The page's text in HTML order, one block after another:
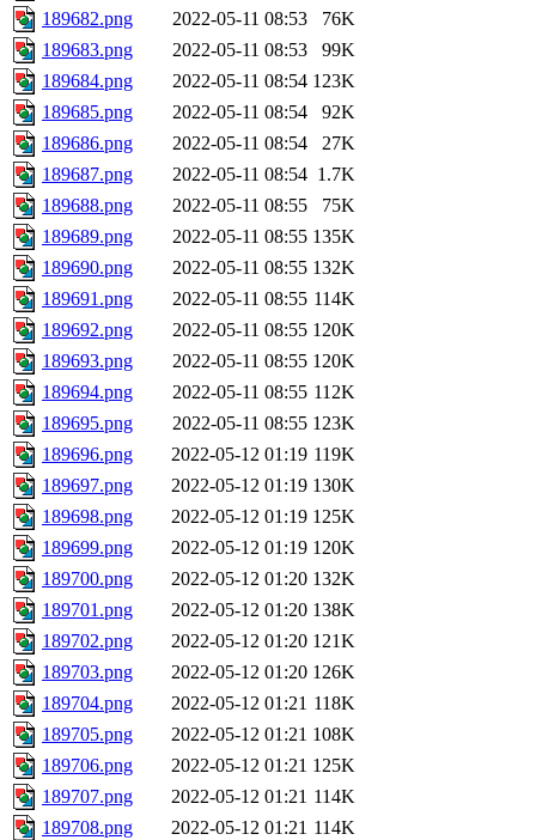
189682.png
2022-05-11 08:53
76K
189683.png
2022-05-11 08:53
99K
189684.png
2022-05-11 08:54 123K
189685.png
2022-05-11 08:54
92K
189686.png
2022-05-11 08:54
27K
189687.png
2022-05-11 08:54 1.7K
189688.png
2022-05-11 08:55
75K
189689.png
2022-05-11 08:55 135K
189690.png
2022-05-11 08:55 132K
189691.png
2022-05-11 08:55 114K
189692.png
2022-05-11 08:55 120K
189693.png
2022-05-11 08:55 120K
189694.png
2022-05-11 08:55 112K
189695.png
2022-05-11 08:55 123K
189696.png
2022-05-12 01:19 119K
189697.png
2022-05-12 01:19 130K
189698.png
2022-05-12 01:19 125K
189699.png
2022-05-12 01:19 120K
189700.png
2022-05-12 01:20 132K
189701.png
2022-05-12 01:20 138K
189702.png
2022-05-12 01:20 121K
189703.png
2022-05-12 01:20 126K
189704.png
2022-05-12 01:21 118K
189705.png
2022-05-12 01:21 108K
189706.png
2022-05-12 01:21 125K
189707.png
2022-05-12 01:21 114K
189708.png
2022-05-12 01:21 114K